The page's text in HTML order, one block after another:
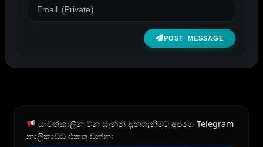
POST MESSAGE
යාවත්කාලීන වන සැනින් දැනගැනීමට අපගේ Telegram
නාලිකාවට එකතු වන්න: